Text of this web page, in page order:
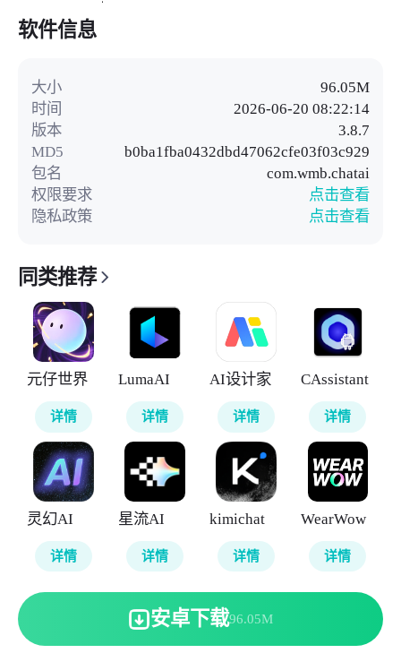
软件信息
大小
96.05M
时间
2026-06-20 08:22:14
版本
3.8.7
MD5
b0ba1fba0432dbd47062cfe03f03c929
包名
com.wmb.chatai
权限要求
点击查看
隐私政策
点击查看
同类推荐
元仔世界
详情
LumaAI
详情
AI设计家
详情
CAssistant
详情
灵幻AI
详情
星流AI
详情
kimichat
详情
WearWow
详情
安卓下载96.05M